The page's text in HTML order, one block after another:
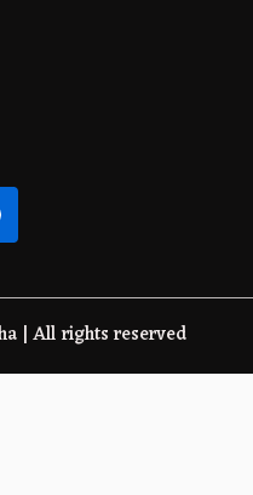
| All rights reserved